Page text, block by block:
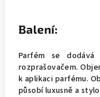
Balení:
Parfém se dodává
rozprašovačem.
k aplikaci parfému.
působí luxusně a